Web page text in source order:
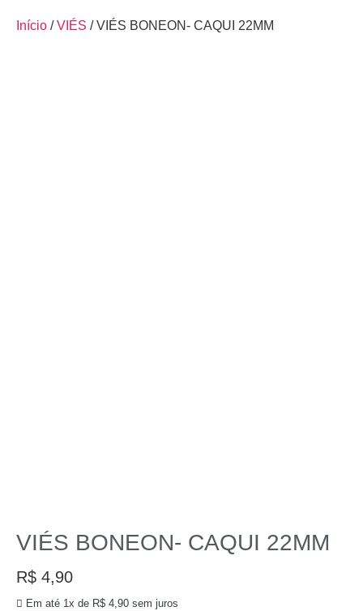
Início /VIÉS / VIÉS BONEON- CAQUI 22MM
VIÉS BONEON- CAQUI 22MM
R$ 4,90
Em até 1x de R$ 4,90 sem juros